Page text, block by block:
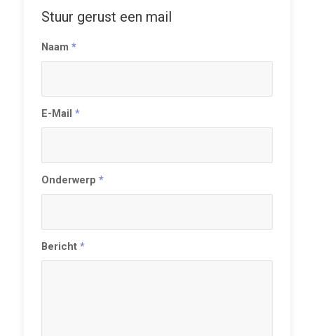
Stuur gerust een mail
Naam *
E-Mail *
Onderwerp *
Bericht *